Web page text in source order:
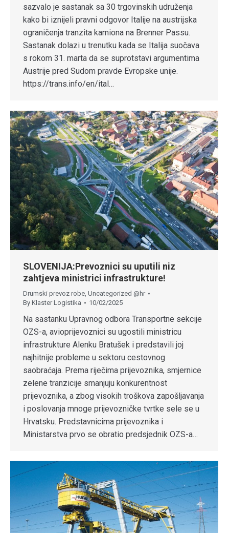
sazvalo je sastanak sa 30 trgovinskih udruženja
kako bi iznijeli pravni odgovor Italije na austrijska
ograničenja tranzita kamiona na Brenner Passu.
Sastanak dolazi u trenutku kada se Italija suočava
s rokom 31. marta da se suprotstavi argumentima
Austrije pred Sudom pravde Evropske unije.
https://trans.info/en/ital…
SLOVENIJA:Prevoznici su uputili niz
zahtjeva ministrici infrastrukture!
Drumski prevoz robe Uncategorized @hr
By Klaster Logistika 10/02/2025
Na sastanku Upravnog odbora Transportne sekcije
OZS-a, avioprijevoznici su ugostili ministricu
infrastrukture Alenku Bratušek i predstavili joj
najhitnije probleme u sektoru cestovnog
saobraćaja. Prema riječima prijevoznika, smjernice
zelene tranzicije smanjuju konkurentnost
prijevoznika, a zbog visokih troškova zapošljavanja
i poslovanja mnoge prijevozničke tvrtke sele se u
Hrvatsku. Predstavnicima prijevoznika i
Ministarstva prvo se obratio predsjednik OZS-a…